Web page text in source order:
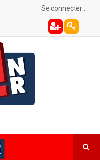
Se connecter :